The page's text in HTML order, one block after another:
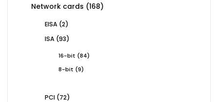
Network cards 168168
EISA 22
ISA 9393
16-bit 8484
8-bit
99
PCI 7272